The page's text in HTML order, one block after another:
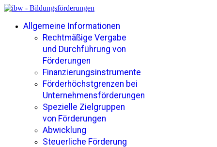
Allgemeine Informationen
Rechtmäßige Vergabe
und Durchführung von
Förderungen
Finanzierungsinstrumente
Förderhöchstgrenzen bei
Unternehmensförderungen
Spezielle Zielgruppen
von Förderungen
Abwicklung
Steuerliche Förderung